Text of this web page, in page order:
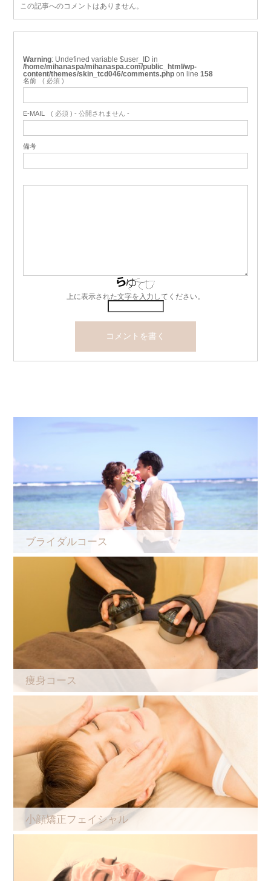
この記事へのコメントはありません。
Warning : Undefined variable $user_ID in
/home/mihanaspa/mihanaspa.com/public_html/wp-
content/themes/skin_tcd046/comments.php on line 158
名前 ( 必須 )
E-MAIL ( 必須 ) - 公開されません -
備考
上に表示された文字を入力してください。
ブライダルコース
痩身コース
小顔矯正フェイシャル